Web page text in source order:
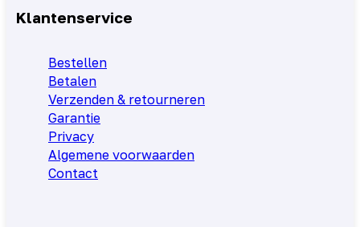
Klantenservice
Bestellen
Betalen
Verzenden & retourneren
Garantie
Privacy
Algemene voorwaarden
Contact